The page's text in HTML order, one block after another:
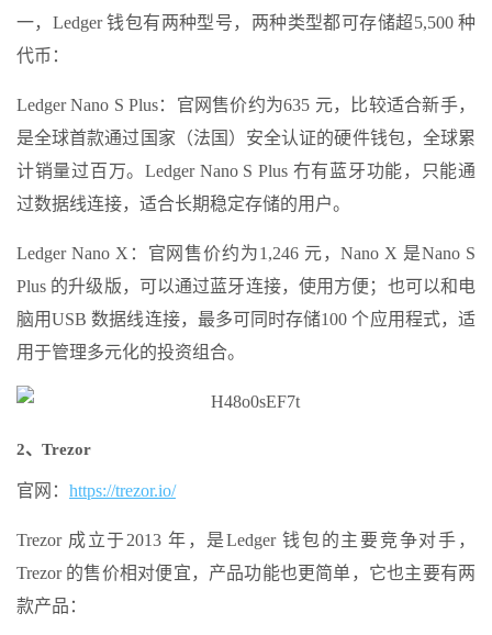
一，Ledger 钱包有两种型号，两种类型都可存储超5,500 种
代币：
Ledger Nano S Plus：官网售价约为635 元，比较适合新手，
是全球首款通过国家（法国）安全认证的硬件钱包，全球累
计销量过百万。Ledger Nano S Plus 冇有蓝牙功能，只能通
过数据线连接，适合长期稳定存储的用户。
Ledger Nano X：官网售价约为1,246 元，Nano X 是Nano S
Plus 的升级版，可以通过蓝牙连接，使用方便；也可以和电
脑用USB 数据线连接，最多可同时存储100 个应用程式，适
用于管理多元化的投资组合。
2、Trezor
官网： https://trezor.io/
Trezor 成立于2013 年，是Ledger 钱包的主要竞争对手，
Trezor 的售价相对便宜，产品功能也更简单，它也主要有两
款产品：